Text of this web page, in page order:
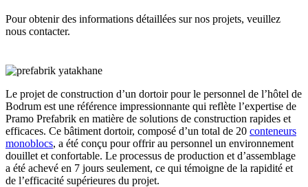
Pour obtenir des informations détaillées sur nos projets, veuillez
nous contacter.
Le projet de construction d’un dortoir pour le personnel de l’hôtel de
Bodrum est une référence impressionnante qui reflète l’expertise de
Pramo Prefabrik en matière de solutions de construction rapides et
efficaces. Ce bâtiment dortoir, composé d’un total de 20 conteneurs
monoblocs, a été conçu pour offrir au personnel un environnement
douillet et confortable. Le processus de production et d’assemblage
a été achevé en 7 jours seulement, ce qui témoigne de la rapidité et
de l’efficacité supérieures du projet.